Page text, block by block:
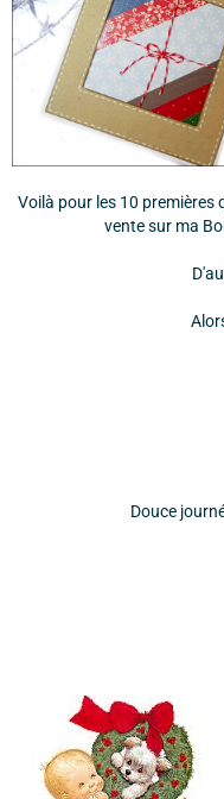
Voilà pour les 10 premières
vente sur ma
Douce